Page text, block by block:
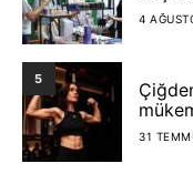
4
5
31